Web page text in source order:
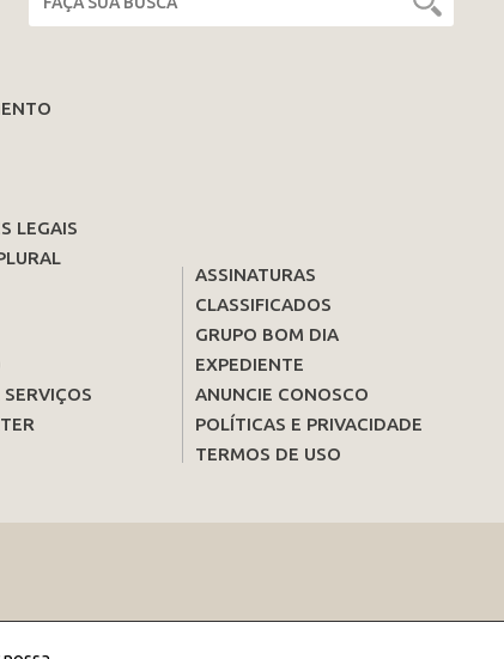
LEGAIS
ASSINATURAS
CLASSIFICADOS
GRUPO BOM DIA
EXPEDIENTE
ANUNCIE CONOSCO
POLÍTICAS E PRIVACIDADE
TERMOS DE USO